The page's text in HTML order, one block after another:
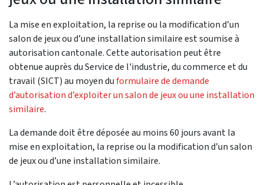
La mise en exploitation, la reprise ou la modification d’un
salon de jeux ou d’une installation similaire est soumise à
autorisation cantonale. Cette autorisation peut être
obtenue auprès du Service de l'industrie, du commerce et du
travail (SICT) au moyen duformulaire de demande
d’autorisation d’exploiter un salon de jeux ou une installation
similaire.
La demande doit être déposée au moins 60 jours avant la
mise en exploitation, la reprise ou la modification d’un salon
de jeux ou d’une installation similaire.